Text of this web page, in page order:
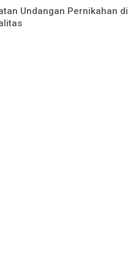
Undangan Pernikahan di